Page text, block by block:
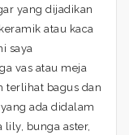
yang dijadikan
atau kaca
saya
vas atau meja
terlihat bagus dan
ada didalam
lily, bunga aster,